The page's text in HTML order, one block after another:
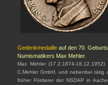
Gedenkmedaille auf den 70.
Numismatikers Max Mehler.
Max Mehler (17.2.1874-
C.Mehler GmbH, und nebenbei tätig
früher Förderer der NSDAP in